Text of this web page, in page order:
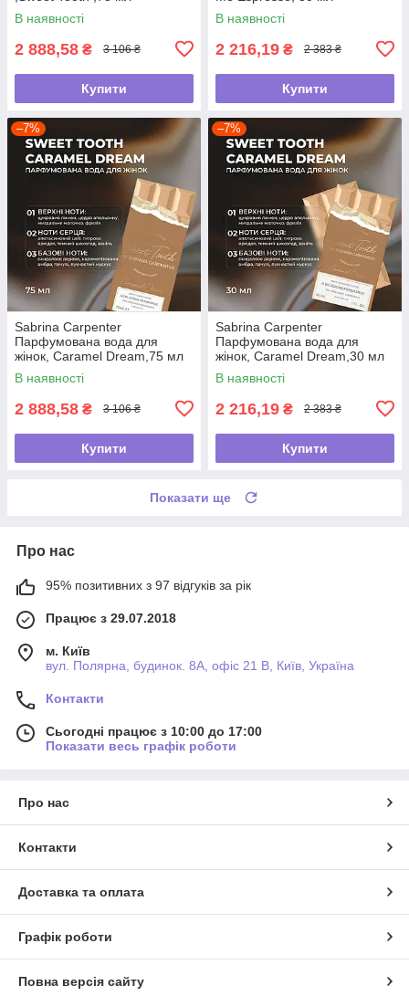
В наявності
2 888,58 ₴ 3 106 ₴
Купити
В наявності
2 216,19 ₴ 2 383 ₴
Купити
–7%
Sabrina Carpenter
Парфумована вода для
жінок, Caramel Dream,75 мл
В наявності
2 888,58 ₴ 3 106 ₴
Купити
–7%
Sabrina Carpenter
Парфумована вода для
жінок, Caramel Dream,30 мл
В наявності
2 216,19 ₴ 2 383 ₴
Купити
Показати ще
Про нас
95% позитивних з 97 відгуків за рік
Працює з 29.07.2018
м. Київ
вул. Полярна, будинок. 8А, офіс 21 В, Київ, Україна
Контакти
Сьогодні працює з 10:00 до 17:00
Показати весь графік роботи
Про нас
Контакти
Доставка та оплата
Графік роботи
Повна версія сайту